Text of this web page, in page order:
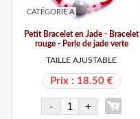
CATÉGORIE A
Petit Bracelet en Jade - Bracelet
rouge - Perle de jade verte
TAILLE AJUSTABLE
Prix : 18.50 €